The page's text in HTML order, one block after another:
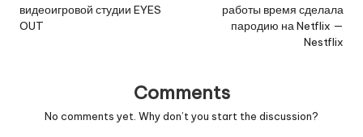
видеоигровой студии EYES
OUT
работы время сделала
пародию на Netflix —
Nestflix
Comments
No comments yet. Why don’t you start the discussion?